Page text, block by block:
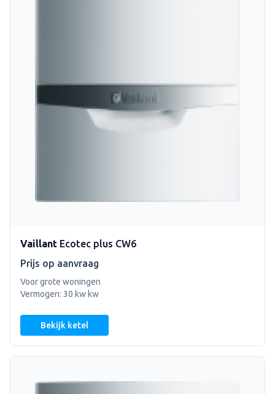
Vaillant Ecotec plus CW6
Prijs op aanvraag
Voor grote woningen
Vermogen: 30 kw kw
Bekijk ketel